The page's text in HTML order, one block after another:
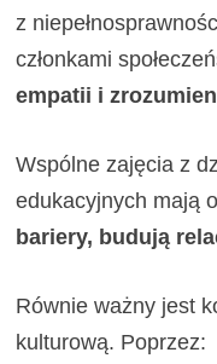
z
członkami
empatii i
Wspólne zajęcia z
edukacyjnych mają
bariery, budują
Równie ważny jest
kulturową. Poprzez: